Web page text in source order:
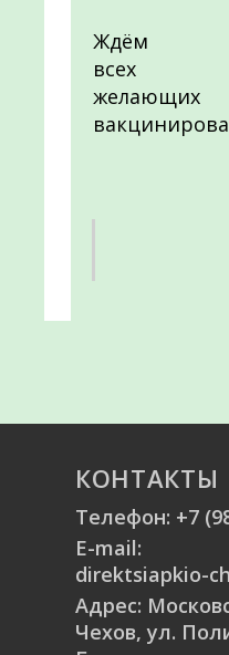
Ждём
всех
желающих
КОНТАКТЫ
Телефон: +7
E-mail:
direktsiapkio-
Адрес:
Чехов, ул.